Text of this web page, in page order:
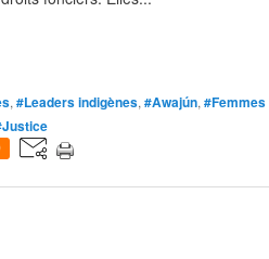
, #Leaders indigènes, #Awajún,